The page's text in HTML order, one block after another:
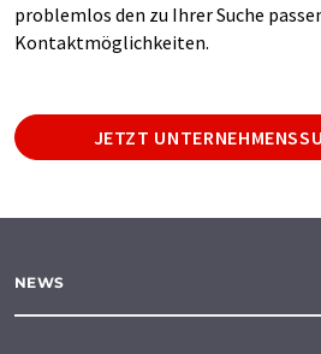
problemlos den zu Ihrer Suche
Kontaktmöglichkeiten.
JETZT
NEWS